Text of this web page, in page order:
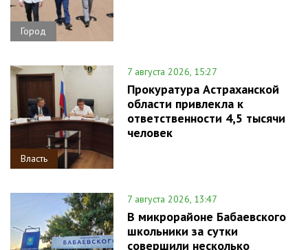
Город
Власть
7 августа 2026, 15:27
Прокуратура Астраханской
области привлекла к
ответственности 4,5 тысячи
человек
7 августа 2026, 13:47
В микрорайоне Бабаевского
школьники за сутки
совершили несколько